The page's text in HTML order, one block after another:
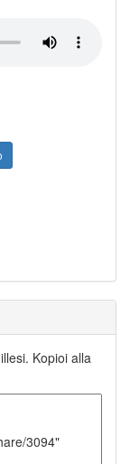
Kopioi alla